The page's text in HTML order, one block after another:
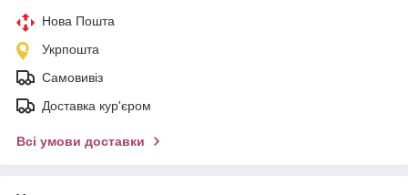
Нова Пошта
Укрпошта
Самовивіз
Доставка кур'єром
Всі умови доставки